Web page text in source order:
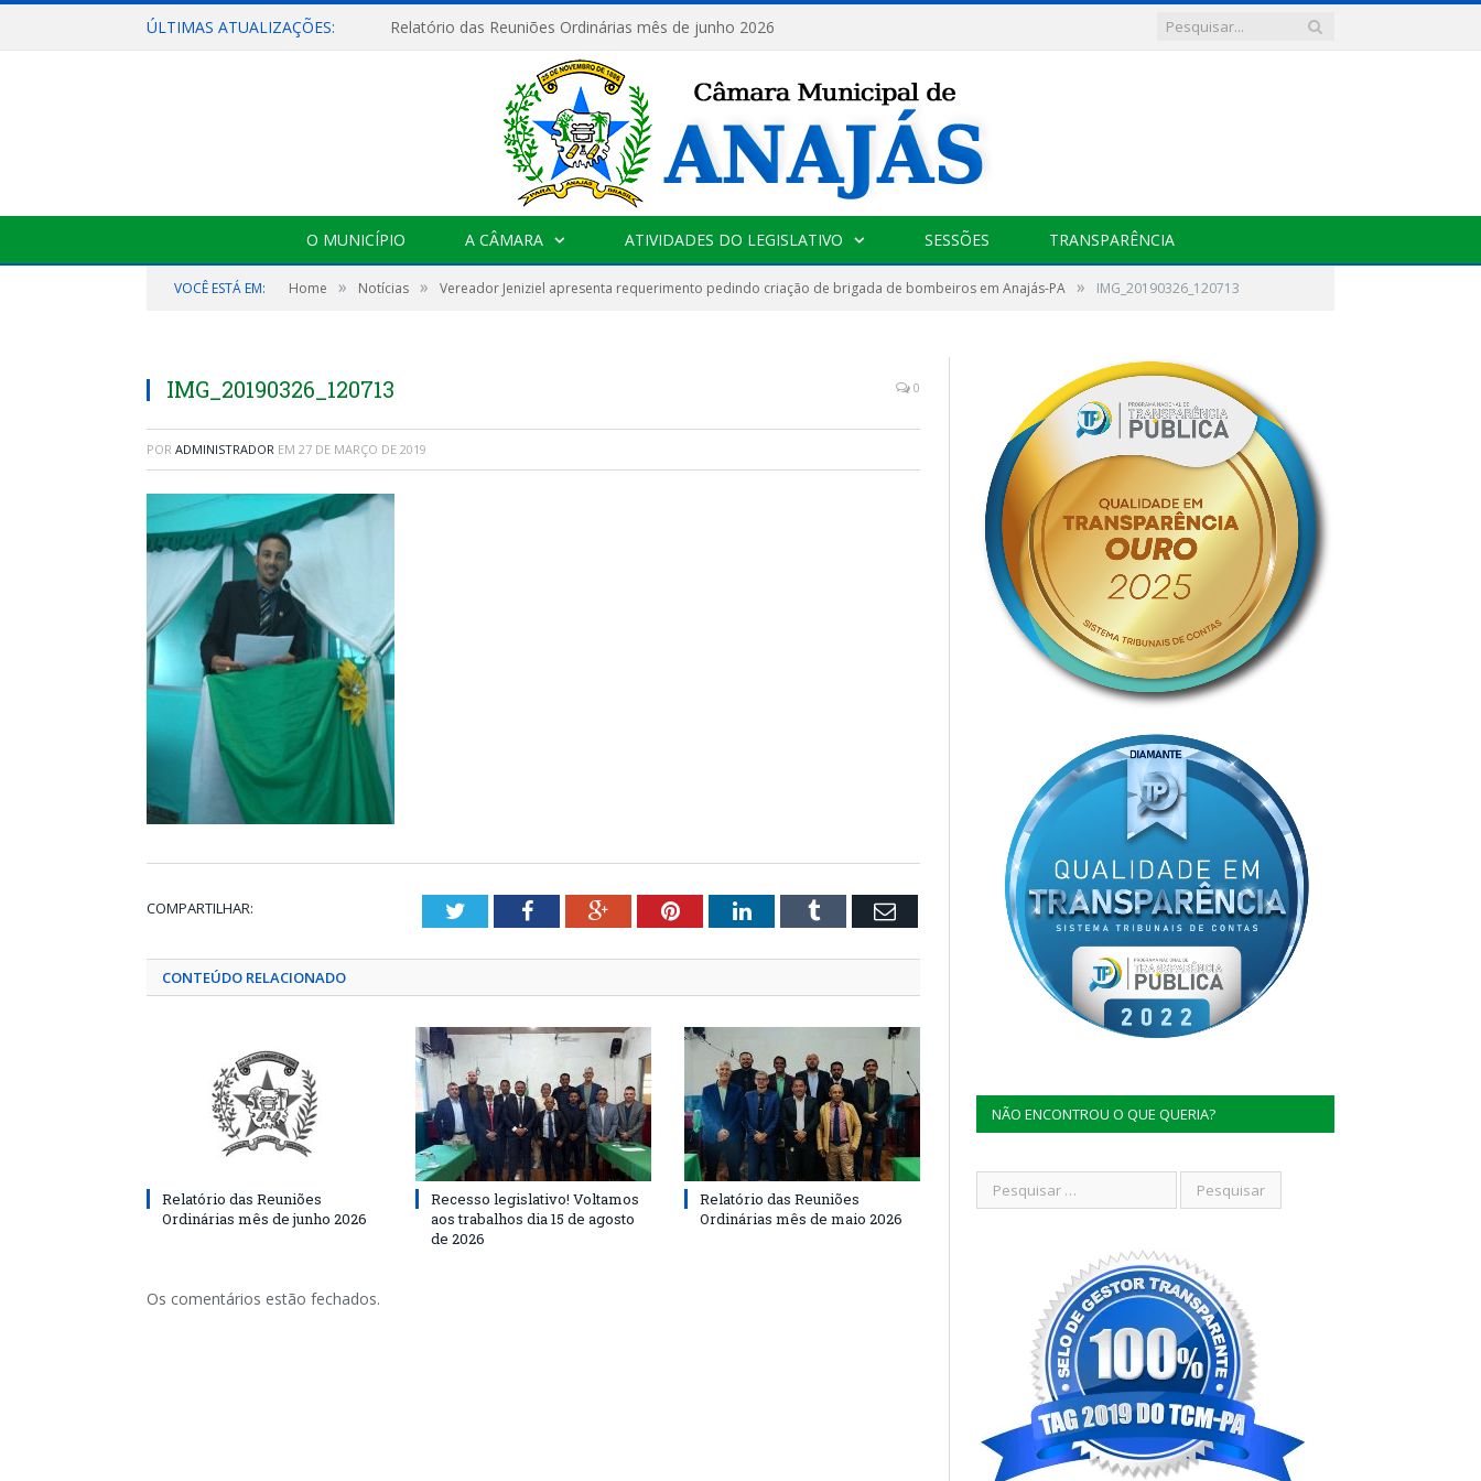
ÚLTIMAS ATUALIZAÇÕES: Relatório das Reuniões Ordinárias mês de junho 2026
O MUNICÍPIO A CÂMARA ATIVIDADES DO LEGISLATIVO SESSÕES TRANSPARÊNCIA
VOCÊ ESTÁ EM: Home » Notícias » Vereador Jeniziel apresenta requerimento pedindo criação de brigada de bombeiros em Anajás-PA » IMG_20190326_120713
IMG_20190326_120713 0
POR ADMINISTRADOR EM 27 DE MARÇO DE 2019
COMPARTILHAR: TwitterFacebookGoogle+PinterestLinkedInTumblr Email
CONTEÚDO RELACIONADO
Relatório das Reuniões
Ordinárias mês de junho 2026
Recesso legislativo! Voltamos
aos trabalhos dia 15 de agosto
de 2026
Relatório das Reuniões
Ordinárias mês de maio 2026
Os comentários estão fechados.
NÃO ENCONTROU O QUE QUERIA?